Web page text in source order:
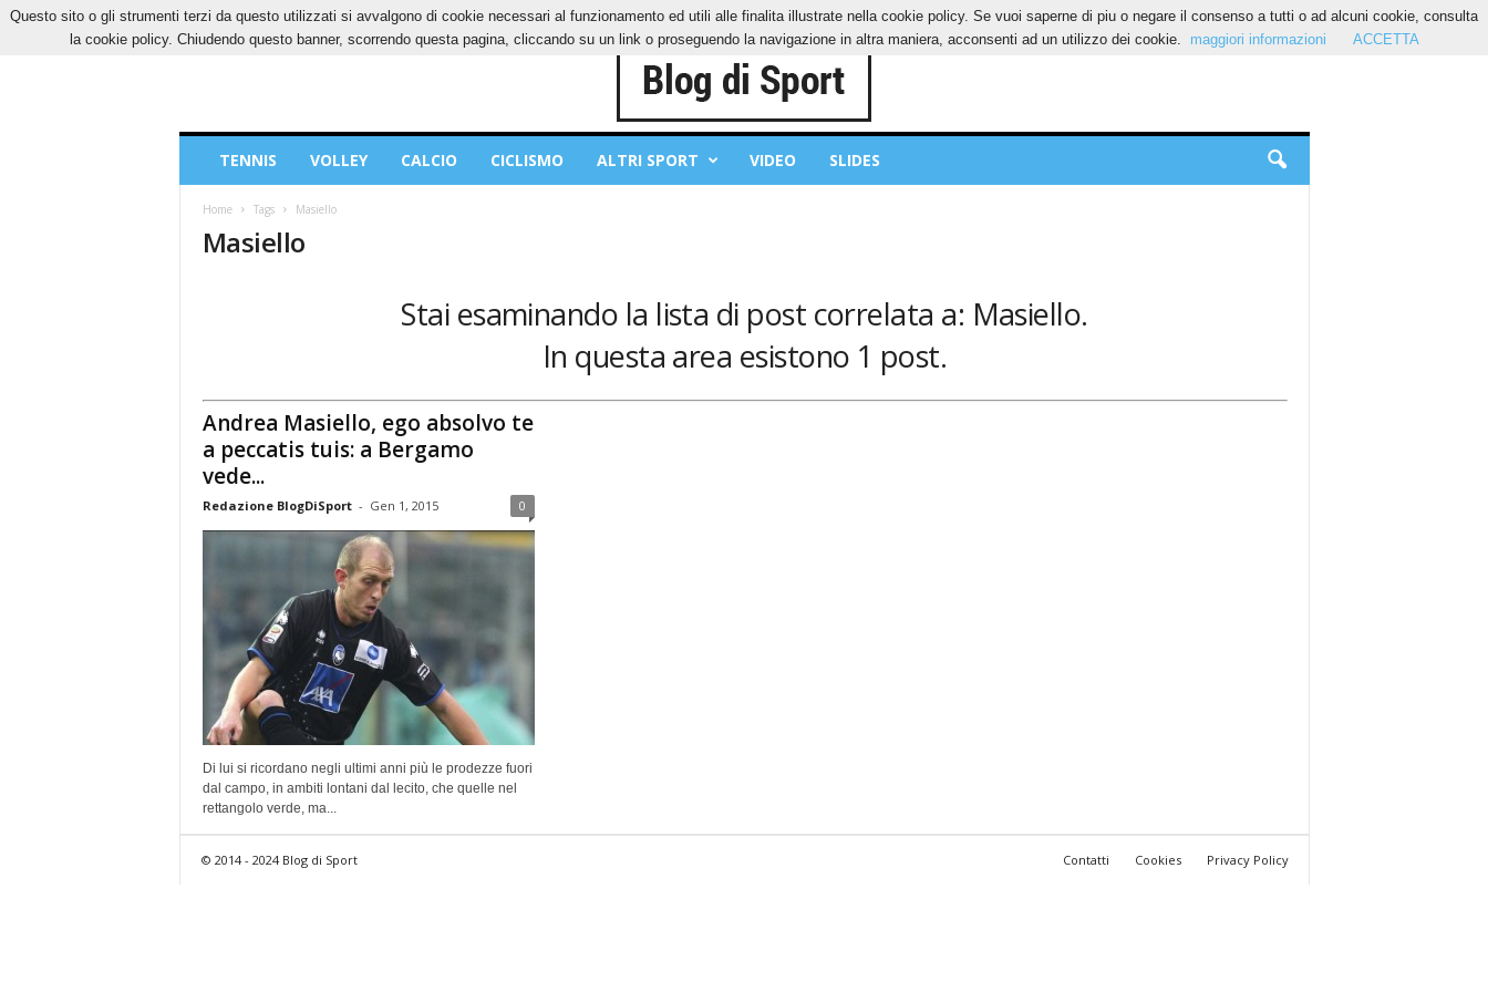
DOMENICA, 9 AGOSTO 2026 CONTATTI COOKIES PRIVACY POLICY
Sport
TENNIS VOLLEY CALCIO CICLISMO ALTRI SPORT VIDEO SLIDES
Home Tags Masiello
Masiello
Stai esaminando la lista di post correlata a: Masiello.
In questa area esistono 1 post.
Andrea Masiello, ego absolvo te
a peccatis tuis: a Bergamo
vede...
Redazione BlogDiSport - Gen 1, 2015 0
Di lui si ricordano negli ultimi anni più le prodezze fuori
dal campo, in ambiti lontani dal lecito, che quelle nel
rettangolo verde, ma...
Contatti Cookies Privacy Policy
© 2014 - 2024 Blog di Sport
Questo sito o gli strumenti terzi da questo utilizzati si avvalgono di cookie necessari al funzionamento ed utili alle finalita illustrate nella cookie policy. Se vuoi saperne di piu o negare il consenso a tutti o ad alcuni cookie, consulta
la cookie policy. Chiudendo questo banner, scorrendo questa pagina, cliccando su un link o proseguendo la navigazione in altra maniera, acconsenti ad un utilizzo dei cookie.
maggiori informazioni ACCETTA